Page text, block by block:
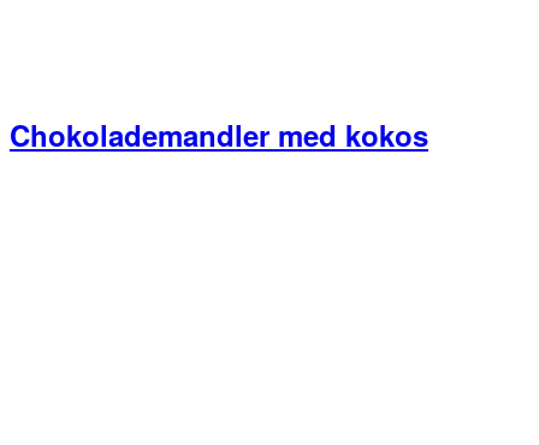
Chokolademandler med kokos